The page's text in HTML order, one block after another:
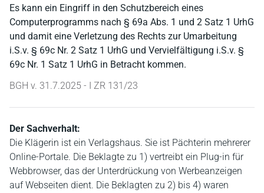
Es kann ein Eingriff in den Schutzbereich eines
Computerprogramms nach § 69a Abs. 1 und 2 Satz 1 UrhG
und damit eine Verletzung des Rechts zur Umarbeitung
i.S.v. § 69c Nr. 2 Satz 1 UrhG und Vervielfältigung i.S.v. §
69c Nr. 1 Satz 1 UrhG in Betracht kommen.
BGH v. 31.7.2025 - I ZR 131/23
Der Sachverhalt:
Die Klägerin ist ein Verlagshaus. Sie ist Pächterin mehrerer
Online-Portale. Die Beklagte zu 1) vertreibt ein Plug-in für
Webbrowser, das der Unterdrückung von Werbeanzeigen
auf Webseiten dient. Die Beklagten zu 2) bis 4) waren